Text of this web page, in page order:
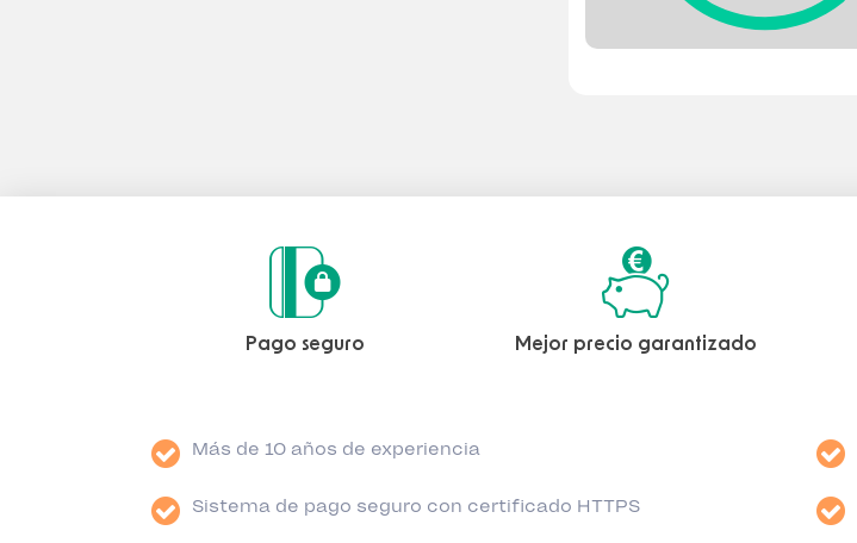
Pago seguro Mejor precio garantizado
Más de 10 años de experiencia
Sistema de pago seguro con certificado HTTPS